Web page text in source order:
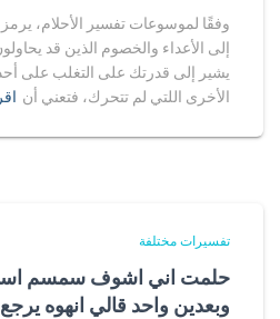
وفقًا لموسوعات تفسير الأحلام، يرمز
إلى الأعداء والخصوم الذين قد
يشير إلى قدرتك على التغلب على أحد
الأخرى اللتي لم تتحرك، فتعني أن
تفسيرات مختلفة
حلمت اني اشوف سمسم
وبعدين واحد قالي انهوه